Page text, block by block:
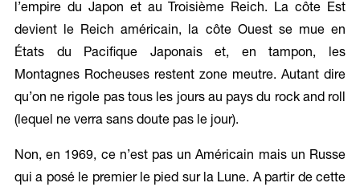
l’empire du Japon et au Troisième Reich. La côte Est
devient le Reich américain, la côte Ouest se mue en
États du Pacifique Japonais et, en tampon, les
Montagnes Rocheuses restent zone meutre. Autant dire
qu’on ne rigole pas tous les jours au pays du rock and roll
(lequel ne verra sans doute pas le jour).
Non, en 1969, ce n’est pas un Américain mais un Russe
qui a posé le premier le pied sur la Lune. A partir de cette